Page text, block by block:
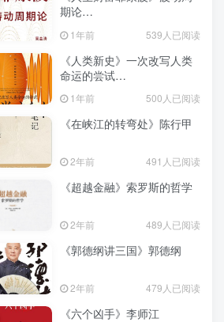
期论
1年前 539人已阅读
《人类新史》一次改写人类
命运的尝试
1年前 500人已阅读
《在峡江的转弯处》陈行甲
2年前 491人已阅读
《超越金融》索罗斯的哲学
2年前 489人已阅读
《郭德纲讲三国》郭德纲
2年前 479人已阅读
《六个凶手》李师江